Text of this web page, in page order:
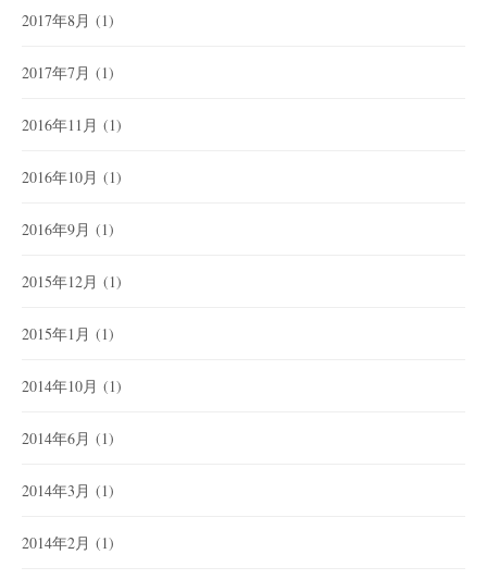
2017年8月 (1)
2017年7月 (1)
2016年11月 (1)
2016年10月 (1)
2016年9月 (1)
2015年12月 (1)
2015年1月 (1)
2014年10月 (1)
2014年6月 (1)
2014年3月 (1)
2014年2月 (1)